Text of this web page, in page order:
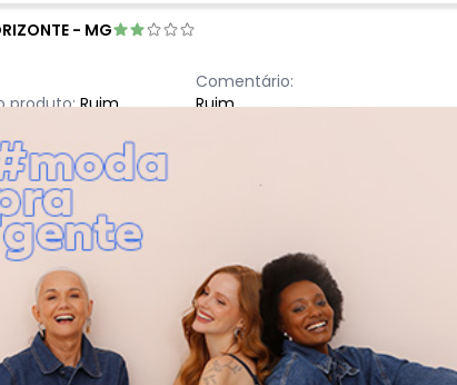
- MG
produto: Ruim
Comentário:
Ruim
junto
-12%